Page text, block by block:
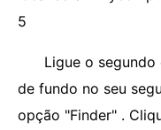
5
Ligue o
de fundo no seu
opção "Finder" .